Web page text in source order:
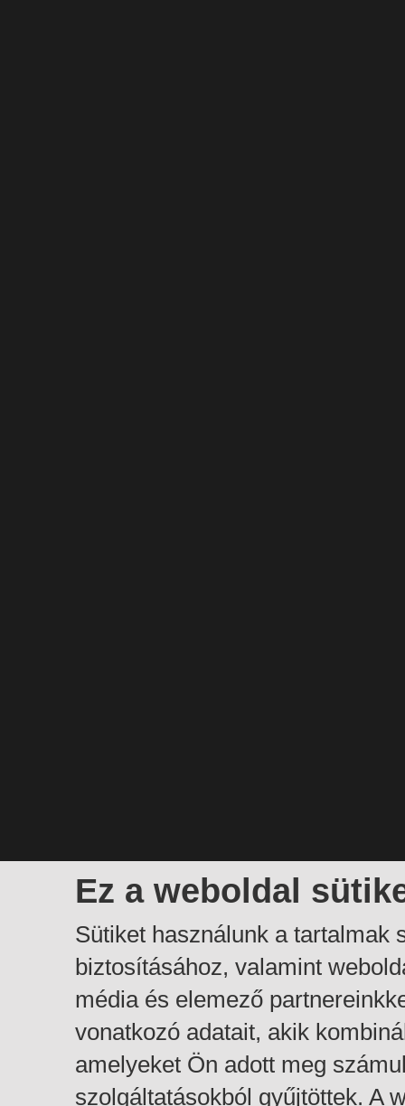
Ez a weboldal
Sütiket használunk a tartalmak
biztosításához, valamint
média és elemező
vonatkozó adatait, akik
amelyeket Ön adott meg
szolgáltatásokból gyűjtöttek. A